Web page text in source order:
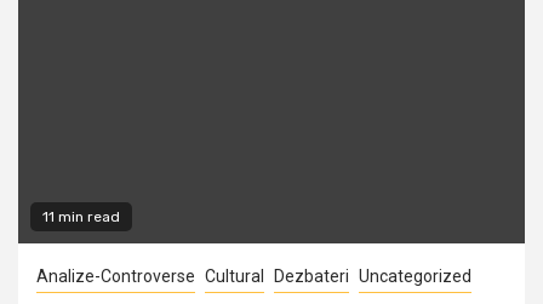
11 min read
Analize-Controverse Cultural Dezbateri Uncategorized